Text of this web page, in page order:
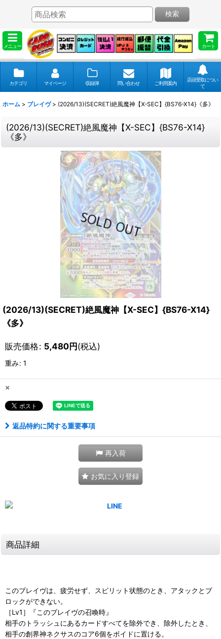
メニュー カート
検索
カテゴリ マイページ 収録弾 問い合わせ ご利用案内
店頭受取につい
て
ホーム > ブレイヴ > (2026/13)(SECRET)絶風魔神【X-SEC】{BS76-X14}《多》
(2026/13)(SECRET)絶風魔神【X-SEC】{BS76-X14}
《多》
(2026/13)(SECRET)絶風魔神【X-SEC】{BS76-X14}
《多》
販売価格: 5,480円(税込)
重み: 1
×
返品特約に関する重要事項
再入荷
お気に入り登録
商品詳細
このブレイヴは、疲労せず、スピリット状態のとき、アタックとブ
ロックができない。
［Lv1］『このブレイヴの召喚時』
相手のトラッシュにあるカードすべてを除外でき、除外したとき、
相手の創界神ネクサスのコア6個をボイドに置ける。